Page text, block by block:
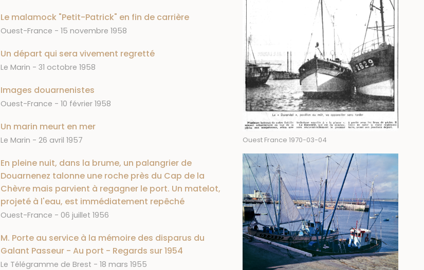
Le malamock "Petit-Patrick" en fin de carrière
Journal
Ouest-France Date
15 novembre 1958
Un départ qui sera vivement regretté
Journal
Le Marin Date
31 octobre 1958
Images douarnenistes
Journal
Ouest-France Date
10 février 1958
Un marin meurt en mer
Journal
Le Marin Date
26 avril 1957
En pleine nuit, dans la brume, un palangrier de
Douarnenez talonne une roche près du Cap de la
Chèvre mais parvient à regagner le port. Un matelot,
projeté à l'eau, est immédiatement repêché
Journal
Ouest-France Date
06 juillet 1956
M. Porte au service à la mémoire des disparus du
Galant Passeur - Au port - Regards sur 1954
Journal
Le Télégramme de Brest Date
18 mars 1955
Ouest France 1970-03-04